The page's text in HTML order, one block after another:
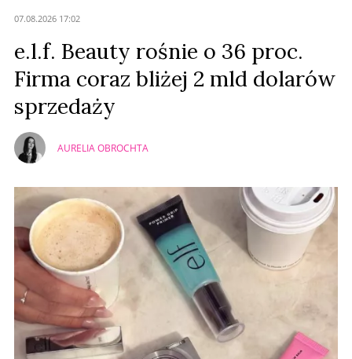
07.08.2026 17:02
e.l.f. Beauty rośnie o 36 proc.
Firma coraz bliżej 2 mld dolarów
sprzedaży
AURELIA OBROCHTA